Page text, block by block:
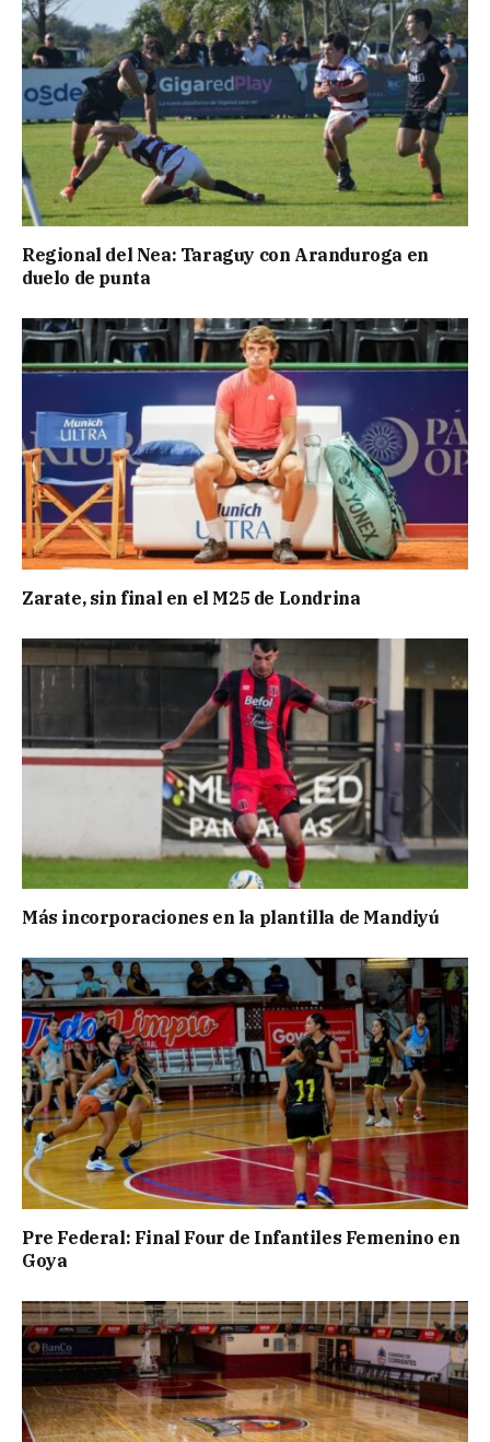
Regional del Nea: Taraguy con Aranduroga en
duelo de punta
Zarate, sin final en el M25 de Londrina
Más incorporaciones en la plantilla de Mandiyú
Pre Federal: Final Four de Infantiles Femenino en
Goya